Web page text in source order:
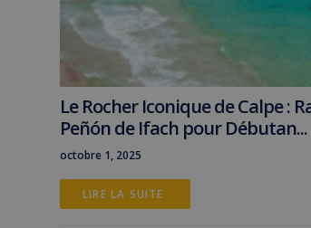
Le Rocher Iconique de Calpe :
Peñón de Ifach pour Débutan...
octobre 1, 2025
LIRE LA SUITE